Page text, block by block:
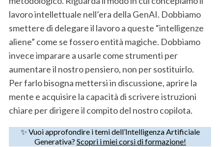
lavoro intellettuale nell’era della GenAI. Dobbiamo
smettere di delegare il lavoro a queste “intelligenze
aliene” come se fossero entità magiche. Dobbiamo
invece imparare a usarle come strumenti per
aumentare il nostro pensiero, non per sostituirlo.
Per farlo bisogna mettersi in discussione, aprire la
mente e acquisire la capacità di scrivere istruzioni
chiare per dirigere il compito del nostro copilota.
✨ Vuoi approfondire i temi dell’Intelligenza Artificiale
Generativa? Scopri i miei corsi di formazione!